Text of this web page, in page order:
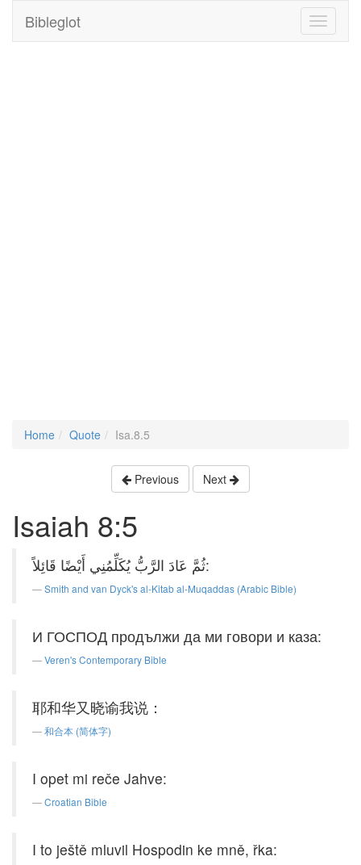
Toggle
Bibleglot
Home Quote Isa.8.5
Previous Next
Isaiah 8:5
ثُمَّ عَادَ الرَّبُّ يُكَلِّمُنِي أَيْضًا قَائِلاً:
Smith and van Dyck's al-Kitab al-Muqaddas (Arabic Bible)
И ГОСПОД продължи да ми говори и каза:
Veren's Contemporary Bible
耶和华又晓谕我说：
和合本 (简体字)
I opet mi reče Jahve:
Croatian Bible
I to ještě mluvil Hospodin ke mně, řka: